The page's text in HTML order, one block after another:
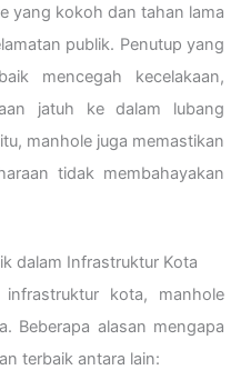
yang kokoh dan tahan lama
publik. Penutup yang
mencegah kecelakaan,
jatuh ke dalam lubang
manhole juga memastikan
tidak membahayakan
dalam Infrastruktur Kota
kota, manhole
Beberapa alasan mengapa
terbaik antara lain: